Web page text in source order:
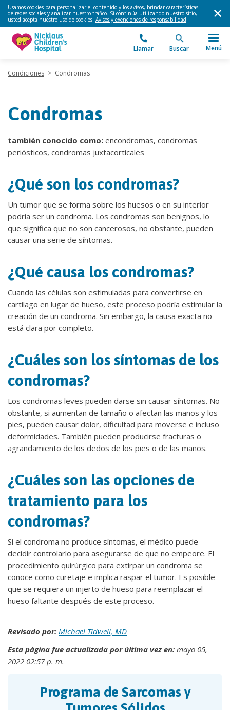
Usamos cookies para personalizar el contenido y los avisos, brindar características
de redes sociales y analizar nuestro tráfico. Si continúa utilizando nuestro sitio,
usted acepta nuestro uso de cookies. Avisos y exenciones de responsabilidad.
Llamar Buscar Menú
Condiciones > Condromas
Condromas
también conocido como: encondromas, condromas
periósticos, condromas juxtacorticales
¿Qué son los condromas?
Un tumor que se forma sobre los huesos o en su interior
podría ser un condroma. Los condromas son benignos, lo
que significa que no son cancerosos, no obstante, pueden
causar una serie de síntomas.
¿Qué causa los condromas?
Cuando las células son estimuladas para convertirse en
cartílago en lugar de hueso, este proceso podría estimular la
creación de un condroma. Sin embargo, la causa exacta no
está clara por completo.
¿Cuáles son los síntomas de los
condromas?
Los condromas leves pueden darse sin causar síntomas. No
obstante, si aumentan de tamaño o afectan las manos y los
pies, pueden causar dolor, dificultad para moverse e incluso
deformidades. También pueden producirse fracturas o
agrandamiento de los dedos de los pies o de las manos.
¿Cuáles son las opciones de
tratamiento para los
condromas?
Si el condroma no produce síntomas, el médico puede
decidir controlarlo para asegurarse de que no empeore. El
procedimiento quirúrgico para extirpar un condroma se
conoce como curetaje e implica raspar el tumor. Es posible
que se requiera un injerto de hueso para reemplazar el
hueso faltante después de este proceso.
Revisado por: Michael Tidwell, MD
Esta página fue actualizada por última vez en: mayo 05,
2022 02:57 p. m.
Programa de Sarcomas y